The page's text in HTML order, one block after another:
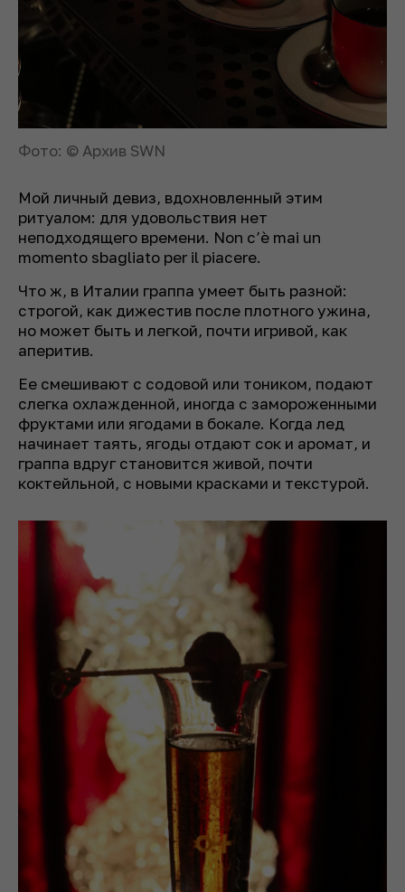
Фото: © Архив SWN
Мой личный девиз, вдохновленный этим
ритуалом: для удовольствия нет
неподходящего времени. Non c’è mai un
momento sbagliato per il piacere.
Что ж, в Италии граппа умеет быть разной:
строгой, как дижестив после плотного ужина,
но может быть и легкой, почти игривой, как
аперитив.
Ее смешивают с содовой или тоником, подают
слегка охлажденной, иногда с замороженными
фруктами или ягодами в бокале. Когда лед
начинает таять, ягоды отдают сок и аромат, и
граппа вдруг становится живой, почти
коктейльной, с новыми красками и текстурой.